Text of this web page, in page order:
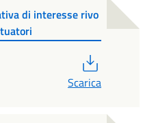
di interesse rivo
Scarica